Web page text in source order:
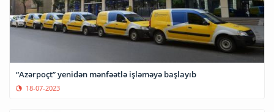
“Azərpoçt” yenidən mənfəətlə işləməyə başlayıb
18-07-2023